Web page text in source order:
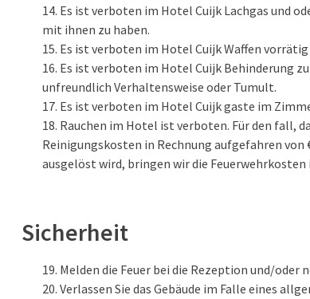
Es ist verboten im Hotel Cuijk Lachgas und
mit ihnen zu haben.
Es ist verboten im Hotel Cuijk Waffen
Es ist verboten im Hotel Cuijk Behinderung
unfreundlich Verhaltensweise oder Tumult.
Es ist verboten im Hotel Cuijk gaste im
Rauchen im Hotel ist verboten. Für den fall,
Reinigungskosten in Rechnung aufgefahren von
ausgelöst wird, bringen wir die Feuerwehrkosten
Sicherheit
Melden die Feuer bei die Rezeption und/oder
Verlassen Sie das Gebäude im Falle eines